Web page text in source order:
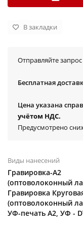
В закладки
Отправляйте
Бесплатная
Цена указана
учётом НДС.
Предусмотрено
Виды нанесений
Гравировка-А2
(оптоволоконный
Гравировка
(оптоволоконный
УФ-печать А2, УФ -